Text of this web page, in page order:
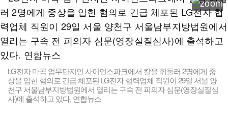
LG전자 마곡 업무단지인 사이언스파크에서 칼을 휘둘러 2명에게 중
상을 입힌 혐의로 긴급 체포된 LG전자 협력업체 직원이 29일 서울 양
천구 서울남부지방법원에서 열리는 구속 전 피의자 심문(영장실질심
사)에 출석하고 있다. 연합뉴스